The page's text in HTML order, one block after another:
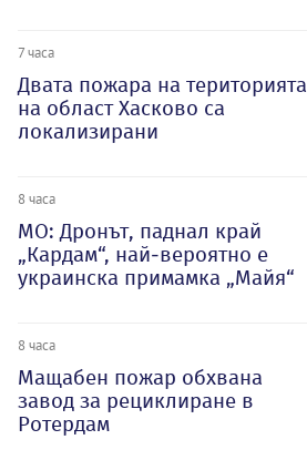
7 часа
Двата пожара на територията
на област Хасково са
локализирани
8 часа
МО: Дронът, паднал край
„Кардам“, най-вероятно е
украинска примамка „Майя“
8 часа
Мащабен пожар обхвана
завод за рециклиране в
Ротердам